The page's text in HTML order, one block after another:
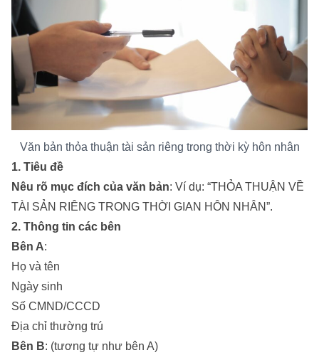
Văn bản thỏa thuận tài sản riêng trong thời kỳ hôn nhân
1. Tiêu đề
Nêu rõ mục đích của văn bản: Ví dụ: “THỎA THUẬN VỀ
TÀI SẢN RIÊNG TRONG THỜI GIAN HÔN NHÂN”.
2. Thông tin các bên
Bên A:
Họ và tên
Ngày sinh
Số CMND/CCCD
Địa chỉ thường trú
Bên B: (tương tự như bên A)